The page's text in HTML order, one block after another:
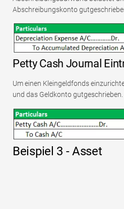
Abschreibungskonto
Petty Cash Journal
Um einen Kleingeldfonds
und das Geldkonto gutgeschrieben.
Beispiel 3 - Asset